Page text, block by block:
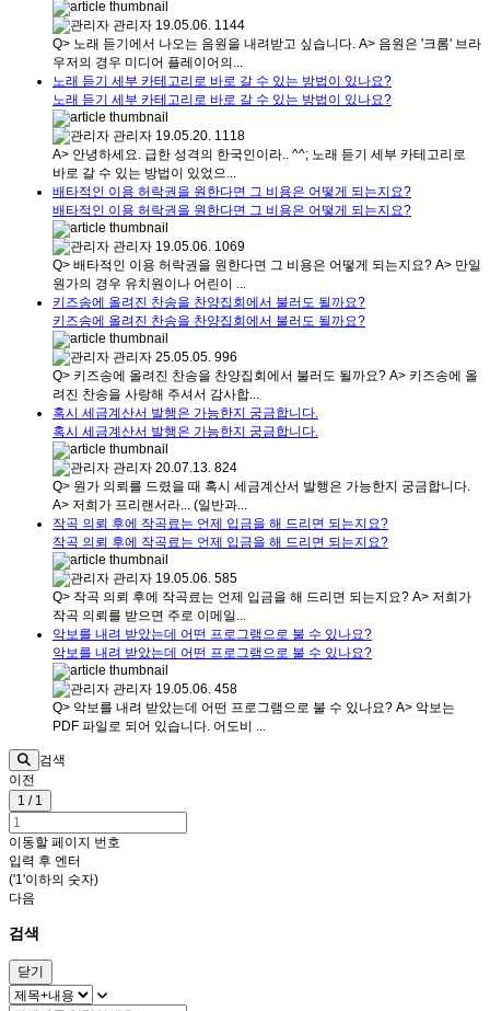
관리자 19.05.06. 1144
Q> 노래 듣기에서 나오는 음원을 내려받고 싶습니다. A> 음원은 '크롬' 브라
우저의 경우 미디어 플레이어의...
노래 듣기 세부 카테고리로 바로 갈 수 있는 방법이 있나요?
노래 듣기 세부 카테고리로 바로 갈 수 있는 방법이 있나요?
관리자 19.05.20. 1118
A> 안녕하세요. 급한 성격의 한국인이라.. ^^; 노래 듣기 세부 카테고리로
바로 갈 수 있는 방법이 있었으...
배타적인 이용 허락권을 원한다면 그 비용은 어떻게 되는지요?
배타적인 이용 허락권을 원한다면 그 비용은 어떻게 되는지요?
관리자 19.05.06. 1069
Q> 배타적인 이용 허락권을 원한다면 그 비용은 어떻게 되는지요? A> 만일
원가의 경우 유치원이나 어린이 ...
키즈송에 올려진 찬송을 찬양집회에서 불러도 될까요?
키즈송에 올려진 찬송을 찬양집회에서 불러도 될까요?
관리자 25.05.05. 996
Q> 키즈송에 올려진 찬송을 찬양집회에서 불러도 될까요? A> 키즈송에 올
려진 찬송을 사랑해 주셔서 감사합...
혹시 세금계산서 발행은 가능한지 궁금합니다.
혹시 세금계산서 발행은 가능한지 궁금합니다.
관리자 20.07.13. 824
Q> 원가 의뢰를 드렸을 때 혹시 세금계산서 발행은 가능한지 궁금합니다.
A> 저희가 프리랜서라... (일반과...
작곡 의뢰 후에 작곡료는 언제 입금을 해 드리면 되는지요?
작곡 의뢰 후에 작곡료는 언제 입금을 해 드리면 되는지요?
관리자 19.05.06. 585
Q> 작곡 의뢰 후에 작곡료는 언제 입금을 해 드리면 되는지요? A> 저희가
작곡 의뢰를 받으면 주로 이메일...
악보를 내려 받았는데 어떤 프로그램으로 불 수 있나요?
악보를 내려 받았는데 어떤 프로그램으로 불 수 있나요?
관리자 19.05.06. 458
Q> 악보를 내려 받았는데 어떤 프로그램으로 불 수 있나요? A> 악보는
PDF 파일로 되어 있습니다. 어도비 ...
검색
이전
1 / 1
이동할 페이지 번호
입력 후 엔터
('1'이하의 숫자)
다음
검색
닫기